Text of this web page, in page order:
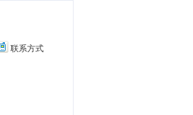
联系方式